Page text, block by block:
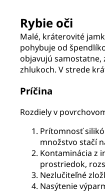
Rybie oči
Malé, kráterovité
pohybuje od
objavujú samostatne,
zhlukoch. V strede
Príčina
Rozdiely v
Prítomnosť
množstvo stačí
Kontaminácia z
prostriedok,
Nezlučiteľné
Nasýtenie